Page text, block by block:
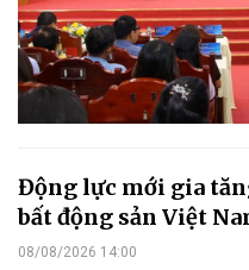
Động lực mới gia
bất động sản Việt
08/08/2026 14:00